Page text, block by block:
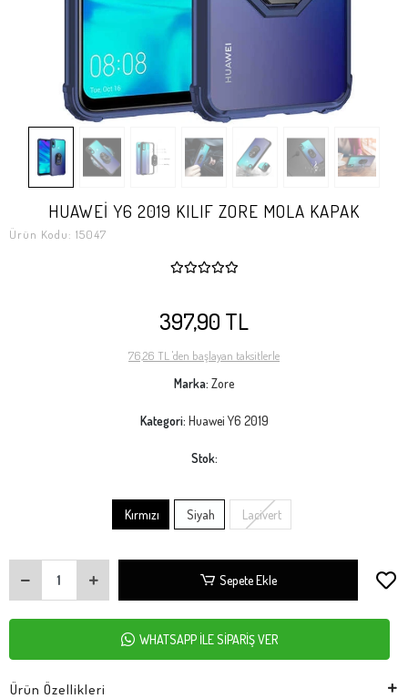
HUAWEİ Y6 2019 KILIF ZORE MOLA KAPAK
Ürün Kodu: 15047
397,90 TL
76,26 TL 'den başlayan taksitlerle
Marka: Zore
Kategori: Huawei Y6 2019
Stok:
Kırmızı Siyah Lacivert
Sepete Ekle
WHATSAPP İLE SİPARİŞ VER
Ürün Özellikleri